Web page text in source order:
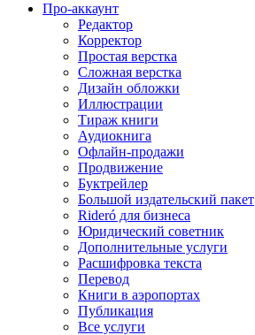
Про-аккаунт
Редактор
Корректор
Простая верстка
Сложная верстка
Дизайн обложки
Иллюстрации
Тираж книги
Аудиокнига
Офлайн-продажи
Продвижение
Буктрейлер
Большой издательский пакет
Rideró для бизнеса
Юридический советник
Дополнительные услуги
Расшифровка текста
Перевод
Книги в аэропортах
Публикация
Все услуги